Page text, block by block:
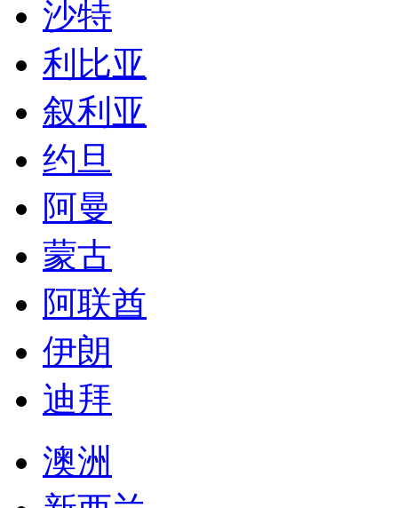
蒙古
阿联酋
伊朗
迪拜
澳洲
新西兰
巴布亚新几内亚
澳大利亚
哥伦比亚